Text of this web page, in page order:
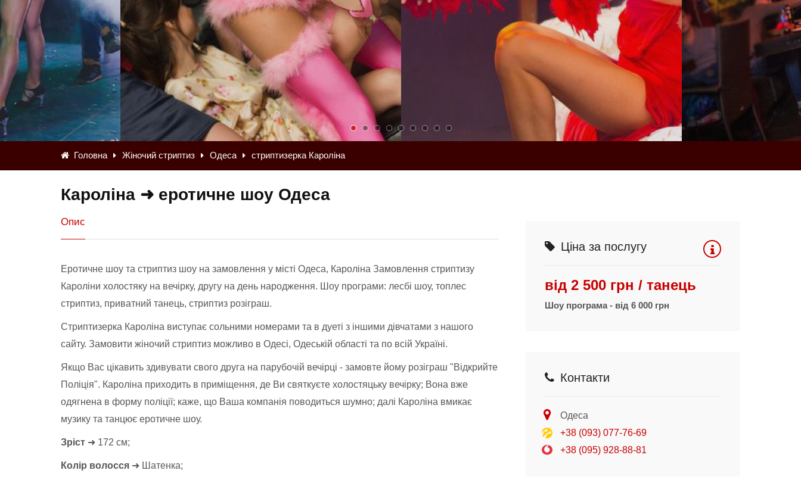
Головна Жіночий стриптиз Одеса стриптизерка Кароліна
Кароліна ➜ еротичне шоу Одеса
Опис
Еротичне шоу та стриптиз шоу на замовлення у місті Одеса, Кароліна Замовлення стриптизу
Кароліни холостяку на вечірку, другу на день народження. Шоу програми: лесбі шоу, топлес
стриптиз, приватний танець, стриптиз розіграш.
Стриптизерка Кароліна виступає сольними номерами та в дуеті з іншими дівчатами з нашого
сайту. Замовити жіночий стриптиз можливо в Одесі, Одеській області та по всій Україні.
Якщо Вас цікавить здивувати свого друга на парубочій вечірці - замовте йому розіграш "Відкрийте
Поліція". Кароліна приходить в приміщення, де Ви святкуєте холостяцьку вечірку; Вона вже
одягнена в форму поліції; каже, що Ваша компанія поводиться шумно; далі Кароліна вмикає
музику та танцює еротичне шоу.
Зріст ➜ 172 см;
Колір волосся ➜ Шатенка;
Ціна за послугу
від 2 500 грн / танець
Шоу програма - від 6 000 грн
Контакти
Одеса
+38 (093) 077-76-69
+38 (095) 928-88-81